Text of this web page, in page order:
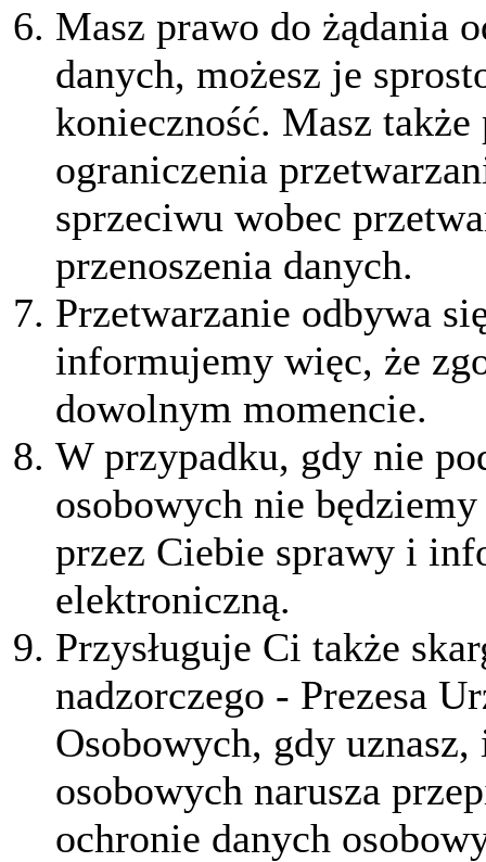
Masz prawo do żądania
danych, możesz je
konieczność. Masz
ograniczenia
sprzeciwu wobec
przenoszenia danych.
Przetwarzanie odbywa
informujemy więc, że
dowolnym momencie.
W przypadku, gdy nie
osobowych nie
przez Ciebie sprawy i
elektroniczną.
Przysługuje Ci także
nadzorczego - Prezesa
Osobowych, gdy
osobowych narusza
ochronie danych